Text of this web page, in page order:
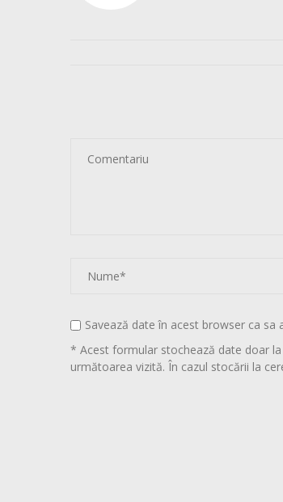
Savează date în acest browser ca
* Acest formular stochează date doar
următoarea vizită. În cazul stocării la